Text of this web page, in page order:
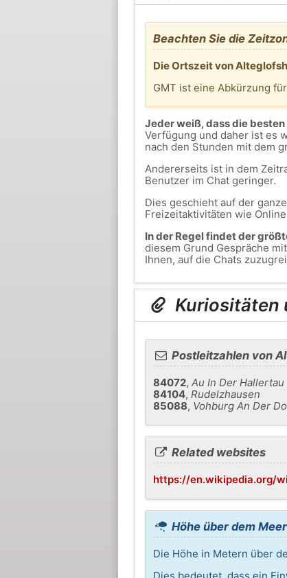
Beachten Sie die
Die Ortszeit von
GMT ist eine Abkürzung
Jeder weiß, dass die
Verfügung und daher ist es
nach den Stunden mit dem
Andererseits ist in dem
Benutzer im Chat geringer.
Dies geschieht auf der
Freizeitaktivitäten wie
In der Regel findet der
diesem Grund Gespräche
Ihnen, auf die Chats
Kuriositäten
Postleitzahlen von
84072, Au In Der Hallertau
84104, Rudelzhausen
85088, Vohburg An Der
Related websites
https://en.wikipedia.org/
Höhe über dem
Die Höhe in Metern über
Dies bedeutet, dass ein